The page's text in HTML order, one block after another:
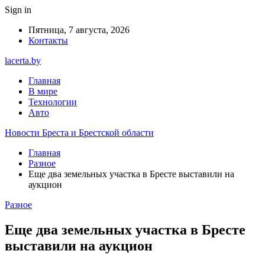
Sign in
Пятница, 7 августа, 2026
Контакты
lacerta.by
Главная
В мире
Технологии
Авто
Новости Бреста и Брестской области
Главная
Разное
Еще два земельных участка в Бресте выставили на
аукцион
Разное
Еще два земельных участка в Бресте
выставили на аукцион